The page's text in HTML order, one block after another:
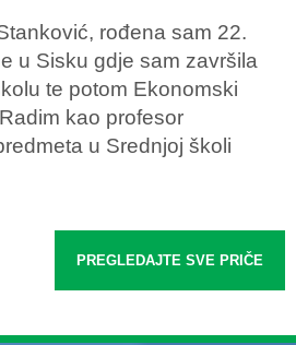
rođena sam 22.
u Sisku gdje sam završila
te potom Ekonomski
kao profesor
u Srednjoj školi
PREGLEDAJTE SVE PRIČE